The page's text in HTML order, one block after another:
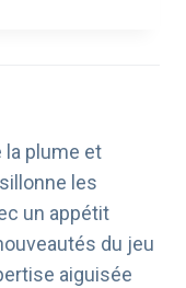
la plume et
les
un appétit
du jeu
aiguisée